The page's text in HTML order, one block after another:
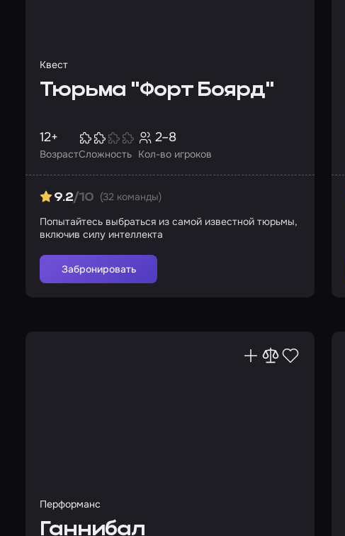
Квест
Тюрьма "Форт Боярд"
Возраст
12+
Сложность Кол-во игроков
2–8
9.2/10 (32 команды)
Попытайтесь выбраться из самой известной тюрьмы,
включив силу интеллекта
Забронировать
Перформанс
Ганнибал